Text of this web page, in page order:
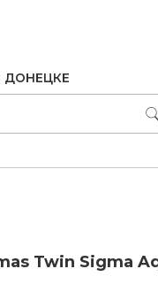
ДОНЕЦКЕ
Twin Sigma